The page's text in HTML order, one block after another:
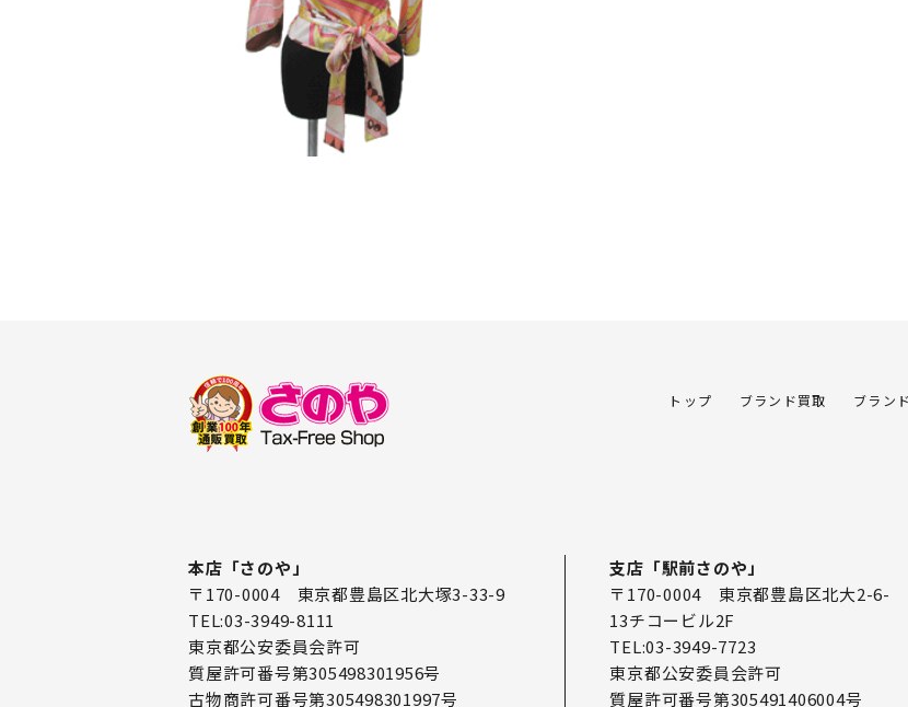
トップ ブランド買取 ブラン
本店「さのや」
〒170-0004 東京都豊島区北大塚3-33-9
TEL:03-3949-8111
東京都公安委員会許可
質屋許可番号第305498301956号
古物商許可番号第305498301997号
支店「駅前さのや」
〒170-0004 東京都豊島区北大2-6-
13チコービル2F
TEL:03-3949-7723
東京都公安委員会許可
質屋許可番号第305491406004号